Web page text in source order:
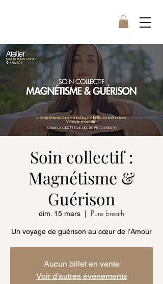
Soin collectif :
Magnétisme &
Guérison
dim. 15 mars Pure breath
Un voyage de guérison au cœur de l’Amour
Aucun billet en vente
Voir d'autres événements